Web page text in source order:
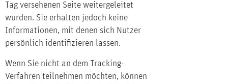
Tag versehenen Seite weitergeleitet
wurden. Sie erhalten jedoch keine
Informationen, mit denen sich Nutzer
persönlich identifizieren lassen.
Wenn Sie nicht an dem Tracking-
Verfahren teilnehmen möchten, können